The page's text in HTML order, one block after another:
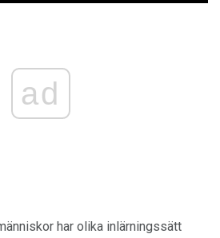
ad
har olika inlärningssätt